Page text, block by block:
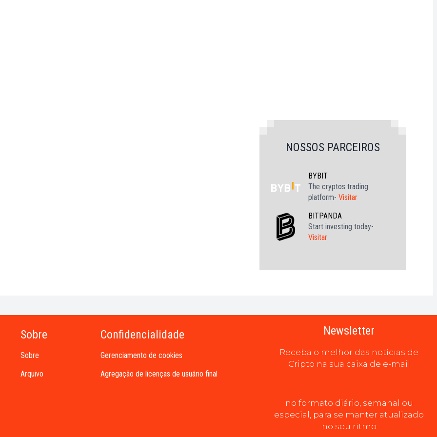
NOSSOS PARCEIROS
BYBIT
The cryptos trading
platform- Visitar
BITPANDA
Start investing today-
Visitar
Sobre
Sobre
Arquivo
Confidencialidade
Gerenciamento de cookies
Agregação de licenças de usuário final
Newsletter
Receba o melhor das notícias de
Cripto na sua caixa de e-mail
no formato diário, semanal ou
especial, para se manter atualizado
no seu ritmo